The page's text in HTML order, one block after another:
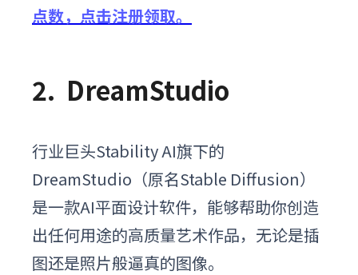
点数，点击注册领取。
2. DreamStudio
行业巨头Stability AI旗下的
DreamStudio（原名Stable Diffusion）
是一款AI平面设计软件，能够帮助你创造
出任何用途的高质量艺术作品，无论是插
图还是照片般逼真的图像。